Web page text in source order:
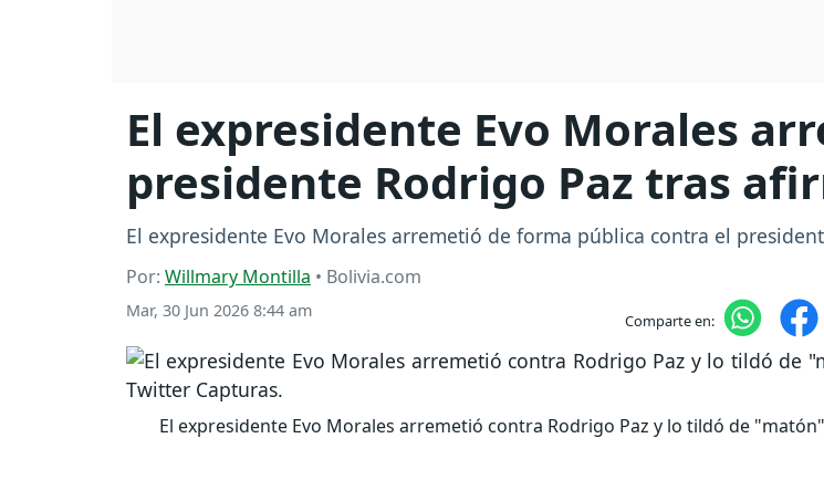
El expresidente Evo Morales
presidente Rodrigo Paz tras
El expresidente Evo Morales arremetió de forma pública contra el
Por: Willmary Montilla • Bolivia.com
Mar, 30 Jun 2026 8:44 am Comparte en:
El expresidente Evo Morales arremetió contra Rodrigo Paz y lo tildó de